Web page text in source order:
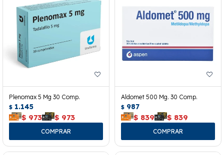
Plenomax 5 Mg 30 Comp.
$ 1.145
$ 973 $ 973
Aldomet 500 Mg. 30 Comp.
$ 987
$ 839 $ 839